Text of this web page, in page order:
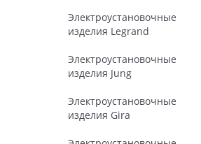
Электроустановочные
изделия Legrand
Электроустановочные
изделия Jung
Электроустановочные
изделия Gira